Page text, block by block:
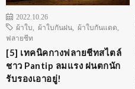
2022.10.26
ผ้าใบ
ผ้าใบกันฝน ผ้าใบกันแดด
ฟลายชีท
[5] เทคนิคกางฟลายชีทสไตล์
ชาว Pantip ลมแรง ฝนตกนัก
รับรองเอาอยู่!